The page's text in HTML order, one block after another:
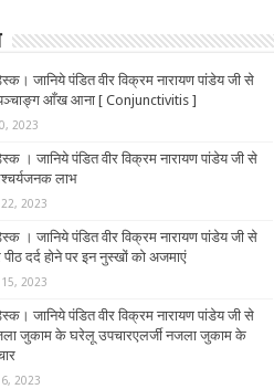
जानिये पंडित वीर विक्रम नारायण पांडेय जी से
आँख आना [ Conjunctivitis ]
2023
। जानिये पंडित वीर विक्रम नारायण पांडेय जी से
लाभ
2023
। जानिये पंडित वीर विक्रम नारायण पांडेय जी से
दर्द होने पर इन नुस्‍खों को अजमाएं
2023
जानिये पंडित वीर विक्रम नारायण पांडेय जी से
जुकाम के घरेलू उपचारएलर्जी नजला जुकाम के
2023